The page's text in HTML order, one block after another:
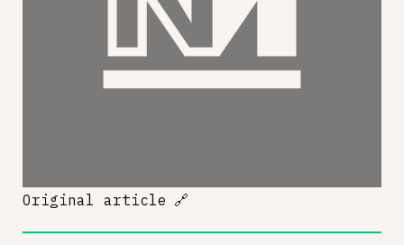
Original article 🔗